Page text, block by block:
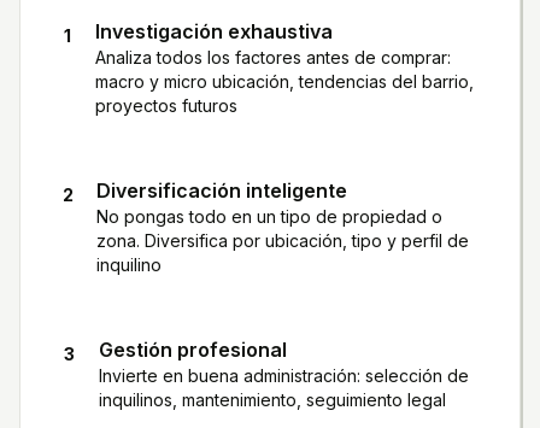
1 Investigación exhaustiva
Analiza todos los factores antes de comprar:
macro y micro ubicación, tendencias del barrio,
proyectos futuros
2 Diversificación inteligente
No pongas todo en un tipo de propiedad o
zona. Diversifica por ubicación, tipo y perfil de
inquilino
3 Gestión profesional
Invierte en buena administración: selección de
inquilinos, mantenimiento, seguimiento legal